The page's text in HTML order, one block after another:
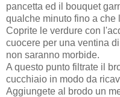
pancetta ed il bouquet
qualche minuto fino a che
Coprite le verdure con
cuocere per una ventina
non saranno morbide.
A questo punto filtrate il
cucchiaio in modo da
Aggiungete al brodo un